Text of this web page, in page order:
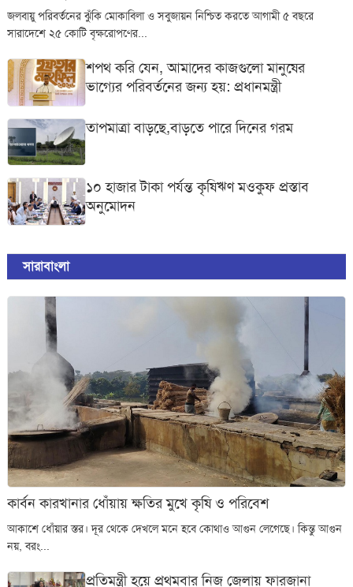
জলবায়ু পরিবর্তনের ঝুঁকি মোকাবিলা ও সবুজায়ন নিশ্চিত করতে আগামী ৫ বছরে
সারাদেশে ২৫ কোটি বৃক্ষরোপণের...
শপথ করি যেন, আমাদের কাজগুলো মানুষের
ভাগ্যের পরিবর্তনের জন্য হয়: প্রধানমন্ত্রী
তাপমাত্রা বাড়ছে,বাড়তে পারে দিনের গরম
১০ হাজার টাকা পর্যন্ত কৃষিঋণ মওকুফ প্রস্তাব
অনুমোদন
সারাবাংলা
কার্বন কারখানার ধোঁয়ায় ক্ষতির মুখে কৃষি ও পরিবেশ
আকাশে ধোঁয়ার স্তর। দূর থেকে দেখলে মনে হবে কোথাও আগুন লেগেছে। কিন্তু আগুন
নয়, বরং...
প্রতিমন্ত্রী হয়ে প্রথমবার নিজ জেলায় ফারজানা